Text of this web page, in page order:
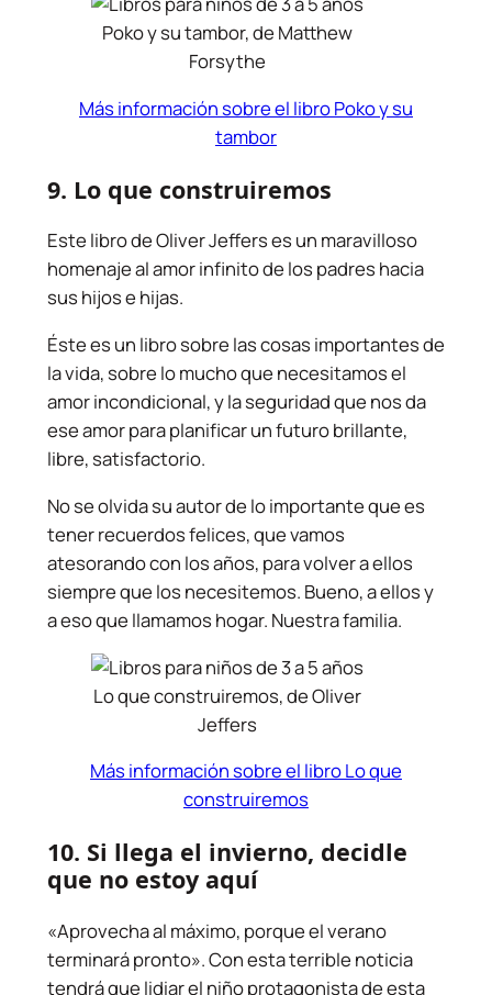
Poko y su tambor, de Matthew
Forsythe
Más información sobre el libro Poko y su
tambor
9. Lo que construiremos
Este libro de Oliver Jeffers es un maravilloso
homenaje al amor infinito de los padres hacia
sus hijos e hijas.
Éste es un libro sobre las cosas importantes de
la vida, sobre lo mucho que necesitamos el
amor incondicional, y la seguridad que nos da
ese amor para planificar un futuro brillante,
libre, satisfactorio.
No se olvida su autor de lo importante que es
tener recuerdos felices, que vamos
atesorando con los años, para volver a ellos
siempre que los necesitemos. Bueno, a ellos y
a eso que llamamos hogar. Nuestra familia.
Lo que construiremos, de Oliver
Jeffers
Más información sobre el libro Lo que
construiremos
10. Si llega el invierno, decidle
que no estoy aquí
«Aprovecha al máximo, porque el verano
terminará pronto». Con esta terrible noticia
tendrá que lidiar el niño protagonista de esta